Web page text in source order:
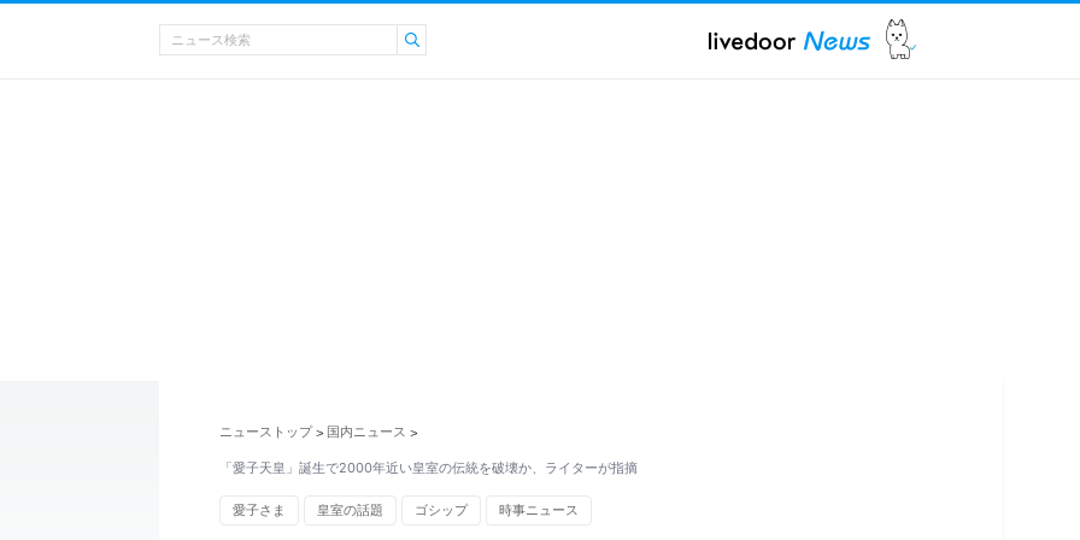
ニューストップ > 国内ニュース >
「愛子天皇」誕生で2000年近い皇室の伝統を破壊か、ライターが指摘
愛子さま 皇室の話題 ゴシップ 時事ニュース